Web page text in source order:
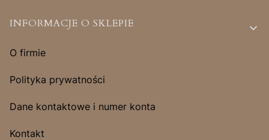
INFORMACJE O SKLEPIE
O firmie
Polityka prywatności
Dane kontaktowe i numer konta
Kontakt